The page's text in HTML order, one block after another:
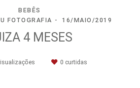
BEBÊS
FOTOGRAFIA
16/MAIO/2019
4 MESES
0 curtidas